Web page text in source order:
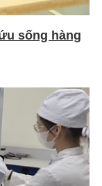
sống hàng